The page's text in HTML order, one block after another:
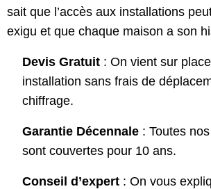
sait que l’accès aux installations
exigu et que chaque maison a son
Devis Gratuit : On vient sur
installation sans frais de
chiffrage.
Garantie Décennale : Toutes
sont couvertes pour 10 ans.
Conseil d’expert : On vous